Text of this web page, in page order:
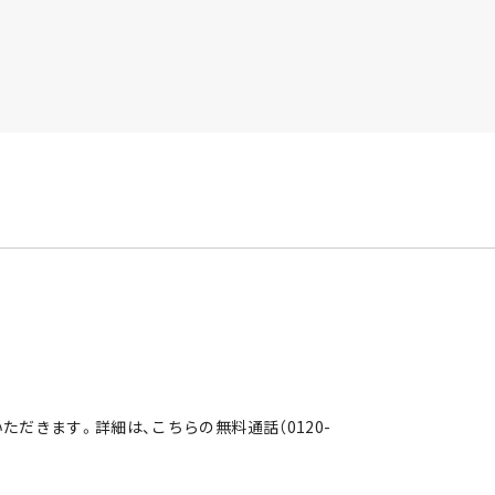
だきます。詳細は、こちらの無料通話（0120-